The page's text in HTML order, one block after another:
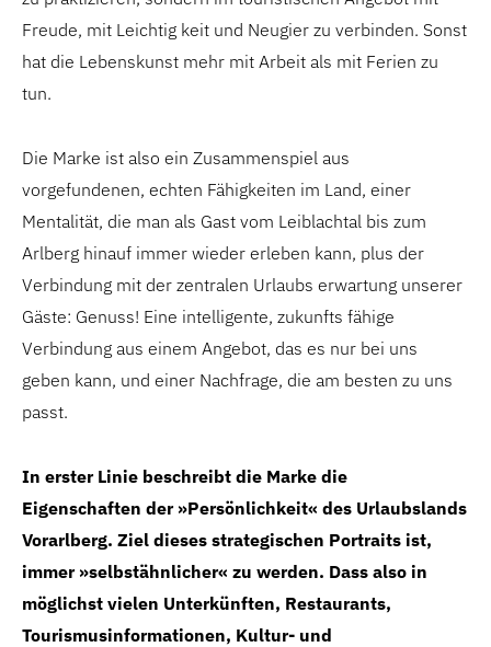
Freude, mit Leichtig keit und Neugier zu verbinden. Sonst
hat die Lebenskunst mehr mit Arbeit als mit Ferien zu
tun.
Die Marke ist also ein Zusammenspiel aus
vorgefundenen, echten Fähigkeiten im Land, einer
Mentalität, die man als Gast vom Leiblachtal bis zum
Arlberg hinauf immer wieder erleben kann, plus der
Verbindung mit der zentralen Urlaubs erwartung unserer
Gäste: Genuss! Eine intelligente, zukunfts fähige
Verbindung aus einem Angebot, das es nur bei uns
geben kann, und einer Nachfrage, die am besten zu uns
passt.
In erster Linie beschreibt die Marke die
Eigenschaften der »Persönlichkeit« des Urlaubslands
Vorarlberg. Ziel dieses strategischen Portraits ist,
immer »selbstähnlicher« zu werden. Dass also in
möglichst vielen Unterkünften, Restaurants,
Tourismusinformationen, Kultur- und